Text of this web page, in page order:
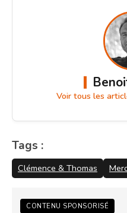
Voir tous les
Tags :
Clémence & Thomas
CONTENU SPONSORISÉ